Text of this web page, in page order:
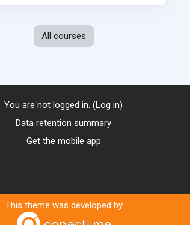
All courses
You are not logged in. (Log in)
Data retention summary
Get the mobile app
This theme was developed by